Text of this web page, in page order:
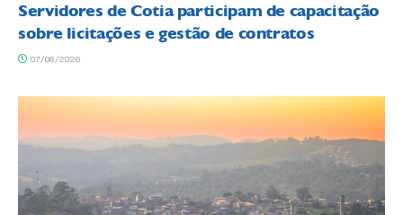
Servidores de Cotia participam de capacitação
sobre licitações e gestão de contratos
07/08/2026